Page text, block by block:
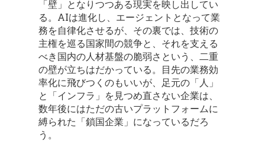
「壁」となりつつある現実を映し出してい
る。AIは進化し、エージェントとなって業
務を自律化させるが、その裏では、技術の
主権を巡る国家間の競争と、それを支える
べき国内の人材基盤の脆弱さという、二重
の壁が立ちはだかっている。目先の業務効
率化に飛びつくのもいいが、足元の「人」
と「インフラ」を見つめ直さない企業は、
数年後にはただの古いプラットフォームに
縛られた「鎖国企業」になっているだろ
う。